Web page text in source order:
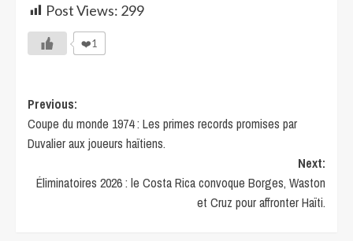
Post Views: 299
❤️1
Previous:
Coupe du monde 1974 : Les primes records promises par
Duvalier aux joueurs haïtiens.
Next:
Éliminatoires 2026 : le Costa Rica convoque Borges, Waston
et Cruz pour affronter Haïti.